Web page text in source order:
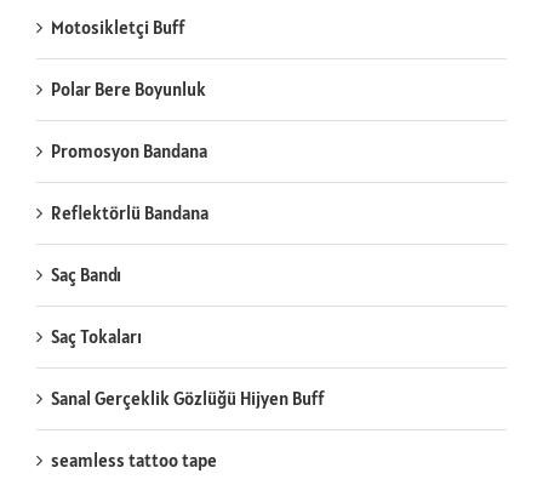
Motosikletçi Buff
Polar Bere Boyunluk
Promosyon Bandana
Reflektörlü Bandana
Saç Bandı
Saç Tokaları
Sanal Gerçeklik Gözlüğü Hijyen Buff
seamless tattoo tape